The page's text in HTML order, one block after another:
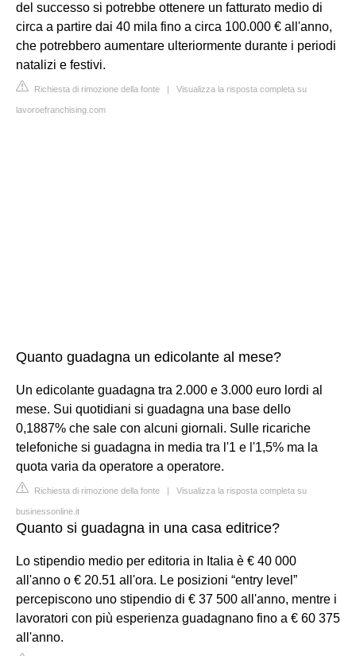
del successo si potrebbe ottenere un fatturato medio di
circa a partire dai 40 mila fino a circa 100.000 € all'anno,
che potrebbero aumentare ulteriormente durante i periodi
natalizi e festivi.
Richiesta di rimozione della fonte | Visualizza la risposta completa su
lavoroefranchising.com
Quanto guadagna un edicolante al mese?
Un edicolante guadagna tra 2.000 e 3.000 euro lordi al
mese. Sui quotidiani si guadagna una base dello
0,1887% che sale con alcuni giornali. Sulle ricariche
telefoniche si guadagna in media tra l'1 e l'1,5% ma la
quota varia da operatore a operatore.
Richiesta di rimozione della fonte | Visualizza la risposta completa su
businessonline.it
Quanto si guadagna in una casa editrice?
Lo stipendio medio per editoria in Italia è € 40 000
all'anno o € 20.51 all'ora. Le posizioni “entry level”
percepiscono uno stipendio di € 37 500 all'anno, mentre i
lavoratori con più esperienza guadagnano fino a € 60 375
all'anno.